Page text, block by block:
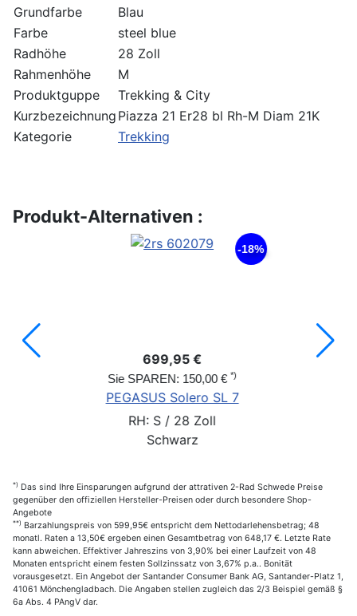
Grundfarbe
Blau
Farbe
steel blue
Radhöhe
28 Zoll
Rahmenhöhe
M
Produktguppe
Trekking & City
Kurzbezeichnung Piazza 21 Er28 bl Rh-M Diam 21K
Kategorie
Trekking
Produkt-Alternativen :
-18%
699,95 €
Sie SPAREN: 150,00 €*)
PEGASUS Solero SL 7
RH: S / 28 Zoll
*) Das sind Ihre Einsparungen aufgrund der attrativen 2-Rad Schwede Preise
gegenüber den offiziellen Hersteller-Preisen oder durch besondere Shop-
Angebote
**) Barzahlungspreis von 599,95€ entspricht dem Nettodarlehensbetrag; 48
monatl. Raten a 13,50€ ergeben einen Gesamtbetrag von 648,17 €. Letzte Rate
kann abweichen. Effektiver Jahreszins von 3,90% bei einer Laufzeit von 48
Monaten entspricht einem festen Sollzinssatz von 3,67% p.a.. Bonität
vorausgesetzt. Ein Angebot der Santander Consumer Bank AG, Santander-Platz 1,
41061 Mönchengladbach. Die Angaben stellen zugleich das 2/3 Beispiel gemäß §
6a Abs. 4 PAngV dar.